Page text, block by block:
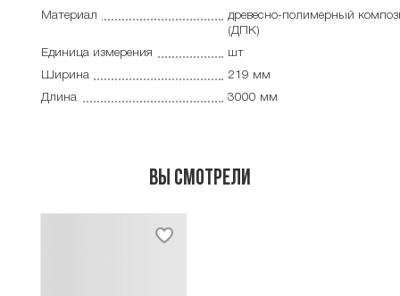
Материал
древесно-полимерный
(ДПК)
Единица измерения
шт
Ширина
219 мм
Длина
3000 мм
Вы смотрели